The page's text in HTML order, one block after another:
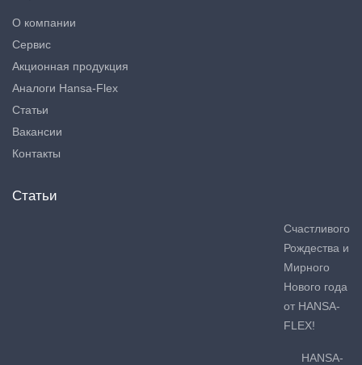
О компании
Сервис
Акционная продукция
Аналоги Hansa-Flex
Статьи
Вакансии
Контакты
Статьи
Счастливого
Рождества и
Мирного
Нового года
от HANSA-
FLEX!
HANSA-